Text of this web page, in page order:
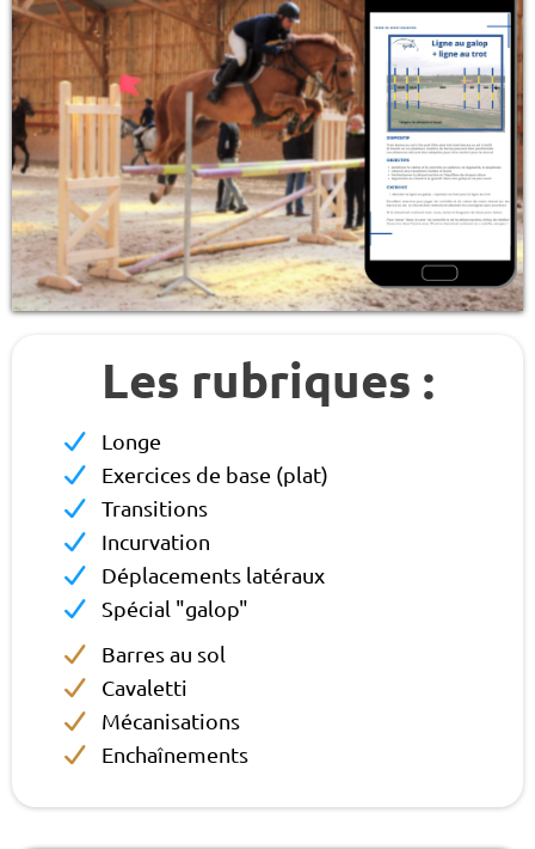
Les rubriques :
Longe
Exercices de base (plat)
Transitions
Incurvation
Déplacements latéraux
Spécial "galop"
Barres au sol
Cavaletti
Mécanisations
Enchaînements